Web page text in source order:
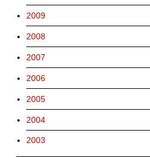
2009
2008
2007
2006
2005
2004
2003